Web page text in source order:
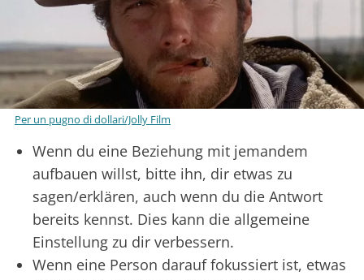
Per un pugno di dollari/Jolly Film
Wenn du eine Beziehung mit jemandem
aufbauen willst, bitte ihn, dir etwas zu
sagen/erklären, auch wenn du die Antwort
bereits kennst. Dies kann die allgemeine
Einstellung zu dir verbessern.
Wenn eine Person darauf fokussiert ist, etwas